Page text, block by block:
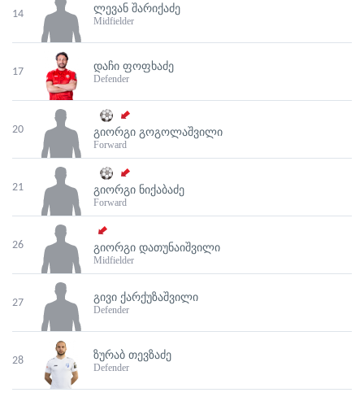
14 ᲚᲔᲕᲐᲜ ᲨᲐᲠᲘᲥᲐᲫᲔ
Midfielder
17 ᲓᲐᲩᲘ ᲤᲝᲤᲮᲐᲫᲔ
Defender
20 ᲒᲘᲝᲠᲒᲘ ᲒᲝᲒᲝᲚᲐᲨᲕᲘᲚᲘ
Forward
21 ᲒᲘᲝᲠᲒᲘ ᲜᲘᲥᲐᲑᲐᲫᲔ
Forward
26 ᲒᲘᲝᲠᲒᲘ ᲓᲐᲗᲣᲜᲐᲘᲨᲕᲘᲚᲘ
Midfielder
27 ᲒᲘᲕᲘ ᲥᲐᲠᲥᲣᲖᲐᲨᲕᲘᲚᲘ
Defender
28 ᲖᲣᲠᲐᲑ ᲗᲔᲕᲖᲐᲫᲔ
Defender